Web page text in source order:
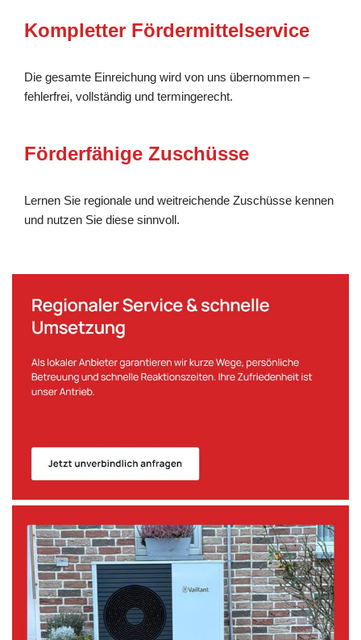
Kompletter Fördermittelservice
Die gesamte Einreichung wird von uns übernommen –
fehlerfrei, vollständig und termingerecht.
Förderfähige Zuschüsse
Lernen Sie regionale und weitreichende Zuschüsse kennen
und nutzen Sie diese sinnvoll.